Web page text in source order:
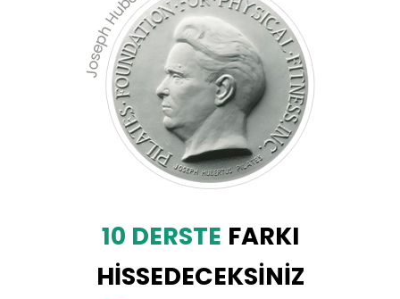
10 DERSTE FARKI
HİSSEDECEKSİNİZ